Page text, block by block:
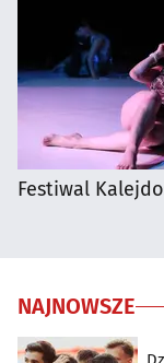
Festiwal
NAJNOWSZE